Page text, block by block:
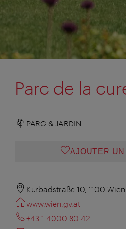
Parc de la
PARC & JARDIN
AJOUTER UN
Kurbadstraße 10, 1100 Wien
www.wien.gv.at
+43 1 4000 80 42